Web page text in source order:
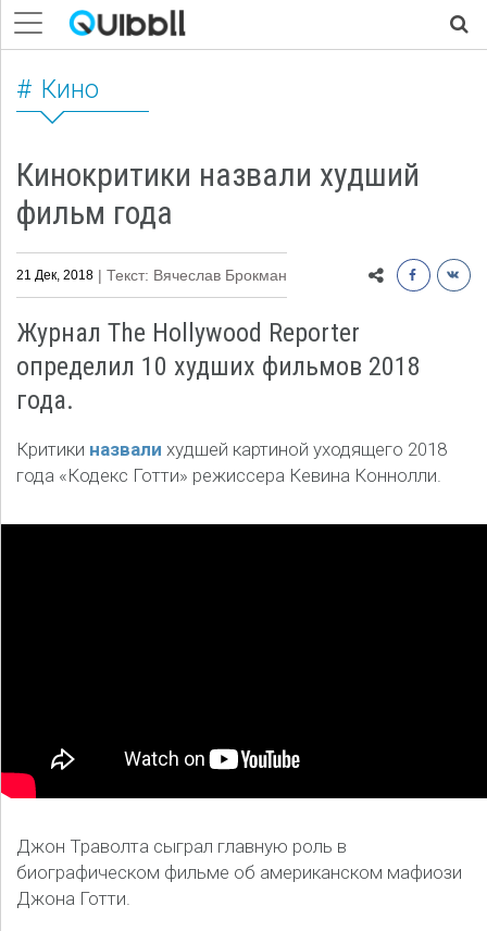
Кино
Кинокритики назвали худший
фильм года
21 Дек, 2018 | Текст: Вячеслав Брокман
Журнал The Hollywood Reporter
определил 10 худших фильмов 2018
года.
Критики назвали худшей картиной уходящего 2018
года «Кодекс Готти» режиссера Кевина Коннолли.
Джон Траволта сыграл главную роль в
биографическом фильме об американском мафиози
Джона Готти.